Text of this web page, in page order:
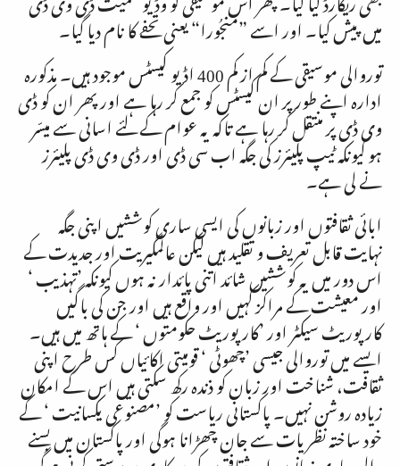
میں پیش کیا۔ اور اسے ”منجُورا“ یعنی تحفے کا نام دیا گیا۔
توروالی موسیقی کے کم از کم400اڈیو کیسٹس موجود ہیں۔ مذکورہ
ادارہ اپنے طور پر ان کیسٹس کو جمع کر رہا ہے اور پھر ان کو ڈی
وی ڈی پر منتقل کر رہا ہے تاکہ یہ عوام کے لئے اسانی سے میسّر
ہو کیونکہ ٹیپ پلیئرز کی جگہ اب سی ڈی اور ڈی وی ڈی پلیئرز
نے لی ہے۔
ابائی ثقافتوں اور زبانوں کی ایسی ساری کوششیں اپنی جگہ
نہایت قابل تعریف و تقلید ہیں لیکن عالمگیریت اور جدیدت کے
اس دور میں یہ کوششیں شائد اتنی پائدار نہ ہوں کیونکہ ’تہذیب ‘
اور معیشت کے مراکز کہیں اور واقع ہیں اور جن کی باگیں
کارپوریٹ سیکٹر اور ’کارپوریٹ حکومتوں ‘ کے ہاتھ میں ہیں۔
ایسے میں توروالی جیسی ’چھوٹی ‘ قومیتی اکائیاں کس طرح اپنی
ثقافت، شناخت اور زبان کو ذندہ رکھ سکتی ہیں اس کے امکان
زیادہ روشن نہیں۔ پاکستانی ریاست کو ’مصنوعی یکسانیت ‘ کے
خود ساختہ نظریات سے جان چھڑانا ہوگی اور پاکستان میں بسنے